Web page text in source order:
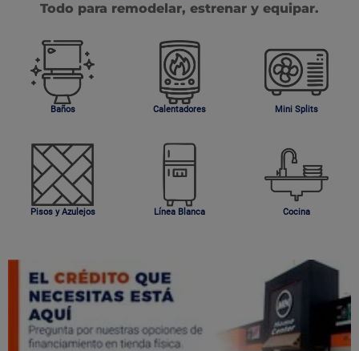
Todo para remodelar, estrenar y equipar.
Baños Calentadores Mini Splits
Pisos y Azulejos Línea Blanca Cocina